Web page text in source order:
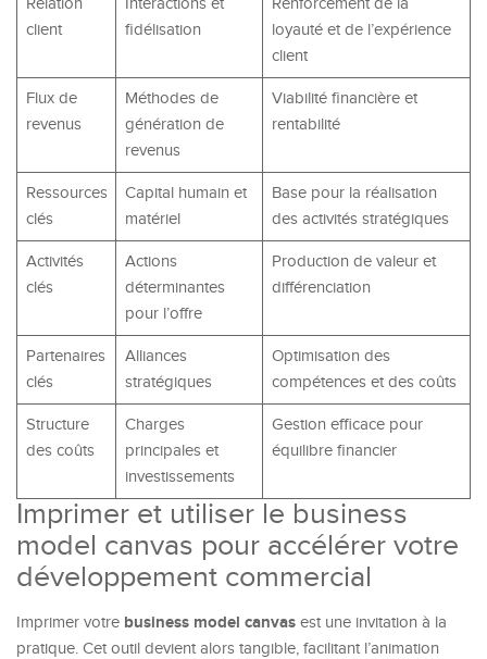
Relation
client
Interactions et
fidélisation
Renforcement de la
loyauté et de l’expérience
client
Flux de
revenus
Méthodes de
génération de
revenus
Viabilité financière et
rentabilité
Ressources
clés
Capital humain et
matériel
Base pour la réalisation
des activités stratégiques
Activités
clés
Actions
déterminantes
pour l’offre
Production de valeur et
différenciation
Partenaires
clés
Alliances
stratégiques
Optimisation des
compétences et des coûts
Structure
des coûts
Charges
principales et
investissements
Gestion efficace pour
équilibre financier
Imprimer et utiliser le business
model canvas pour accélérer votre
développement commercial
Imprimer votre business model canvas est une invitation à la
pratique. Cet outil devient alors tangible, facilitant l’animation